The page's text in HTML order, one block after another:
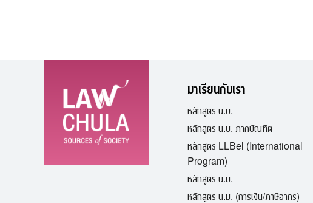
มาเรียนกับเรา
หลักสูตร น.บ.
หลักสูตร น.บ. ภาคบัณฑิต
หลักสูตร LLBel (International
Program)
หลักสูตร น.ม.
หลักสูตร น.ม. (การเงิน/ภาษีอากร)